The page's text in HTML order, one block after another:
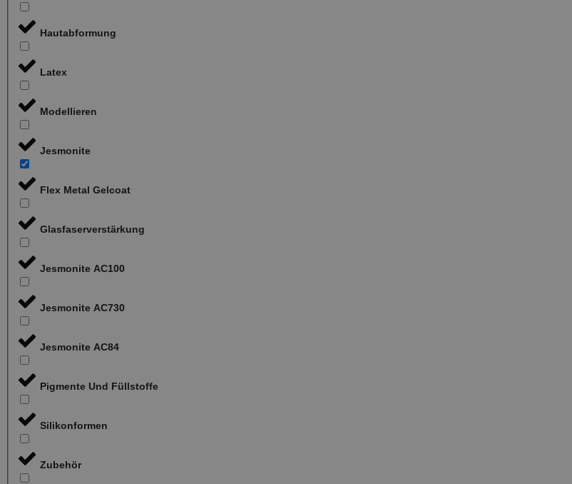
Hautabformung
Latex
Modellieren
Jesmonite
Flex Metal Gelcoat
Glasfaserverstärkung
Jesmonite AC100
Jesmonite AC730
Jesmonite AC84
Pigmente Und Füllstoffe
Silikonformen
Zubehör